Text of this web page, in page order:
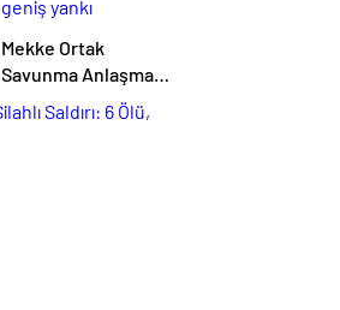
Mekke Ortak
Savunma Anlaşması
uluslararası basında
geniş yankı